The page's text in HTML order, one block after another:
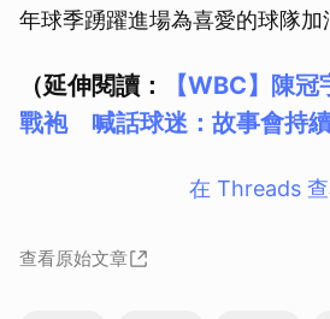
年球季踴躍進場為喜愛的球隊加
（延伸閱讀：
【WBC】陳
戰袍 喊話球迷：故事會持
在 Threads
查看原始文章